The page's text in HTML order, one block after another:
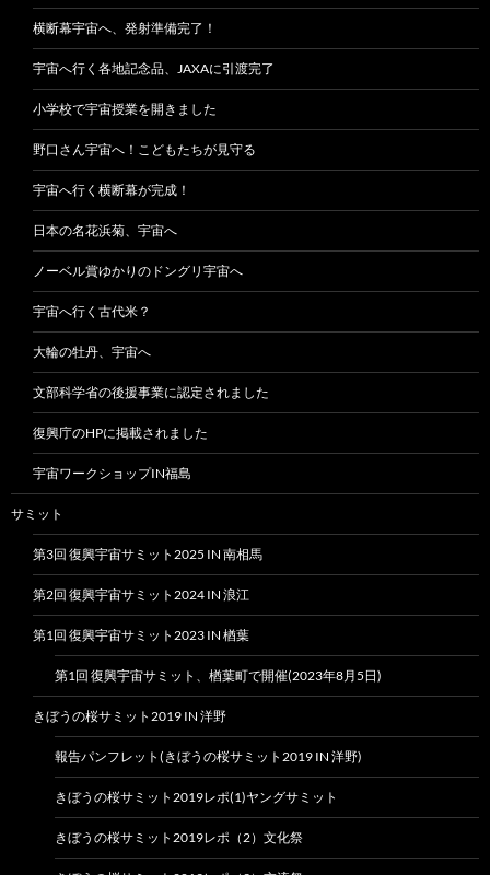
横断幕宇宙へ、発射準備完了！
宇宙へ行く各地記念品、JAXAに引渡完了
小学校で宇宙授業を開きました
野口さん宇宙へ！こどもたちが見守る
宇宙へ行く横断幕が完成！
日本の名花浜菊、宇宙へ
ノーベル賞ゆかりのドングリ宇宙へ
宇宙へ行く古代米？
大輪の牡丹、宇宙へ
文部科学省の後援事業に認定されました
復興庁のHPに掲載されました
宇宙ワークショップIN福島
サミット
第3回 復興宇宙サミット2025 IN 南相馬
第2回 復興宇宙サミット2024 IN 浪江
第1回 復興宇宙サミット2023 IN 楢葉
第1回 復興宇宙サミット、楢葉町で開催(2023年8月5日)
きぼうの桜サミット2019 IN 洋野
報告パンフレット(きぼうの桜サミット2019 IN 洋野)
きぼうの桜サミット2019レポ(1)ヤングサミット
きぼうの桜サミット2019レポ（2）文化祭